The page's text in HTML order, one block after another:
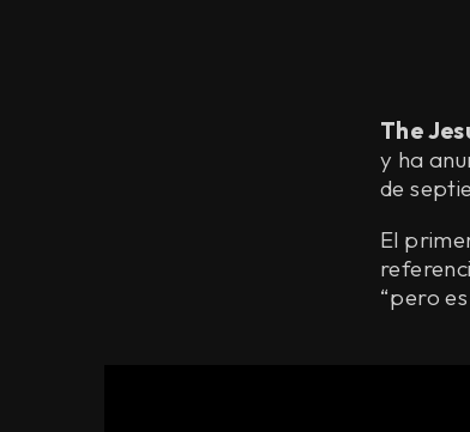
The
y ha
de
El
“pero